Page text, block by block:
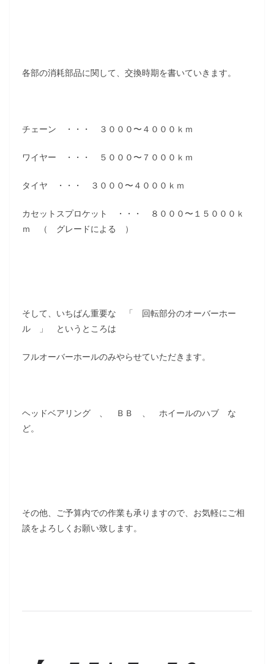
各部の消耗部品に関して、交換時期を書いていきます。
チェーン ・・・ ３０００〜４０００ｋｍ
ワイヤー ・・・ ５０００〜７０００ｋｍ
タイヤ ・・・ ３０００〜４０００ｋｍ
カセットスプロケット ・・・ ８０００〜１５０００ｋ
ｍ （ グレードによる ）
そして、いちばん重要な 「 回転部分のオーバーホー
ル 」 というところは
フルオーバーホールのみやらせていただきます。
ヘッドベアリング 、 ＢＢ 、 ホイールのハブ な
ど。
その他、ご予算内での作業も承りますので、お気軽にご相
談をよろしくお願い致します。